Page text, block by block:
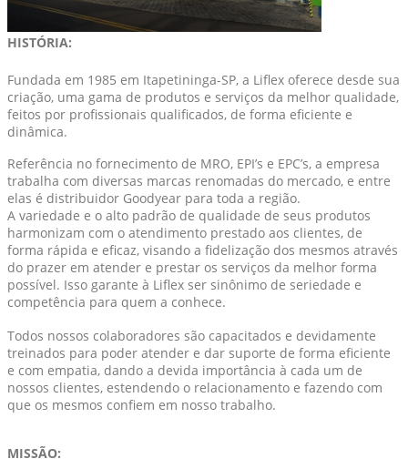
HISTÓRIA:
Fundada em 1985 em Itapetininga-SP, a Liflex oferece desde sua
criação, uma gama de produtos e serviços da melhor qualidade,
feitos por profissionais qualificados, de forma eficiente e
dinâmica.
Referência no fornecimento de MRO, EPI’s e EPC’s, a empresa
trabalha com diversas marcas renomadas do mercado, e entre
elas é distribuidor Goodyear para toda a região.
A variedade e o alto padrão de qualidade de seus produtos
harmonizam com o atendimento prestado aos clientes, de
forma rápida e eficaz, visando a fidelização dos mesmos através
do prazer em atender e prestar os serviços da melhor forma
possível. Isso garante à Liflex ser sinônimo de seriedade e
competência para quem a conhece.
Todos nossos colaboradores são capacitados e devidamente
treinados para poder atender e dar suporte de forma eficiente
e com empatia, dando a devida importância à cada um de
nossos clientes, estendendo o relacionamento e fazendo com
que os mesmos confiem em nosso trabalho.
MISSÃO: